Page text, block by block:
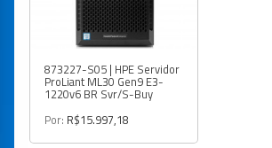
873227-S05 | HPE Servidor
ProLiant ML30 Gen9 E3-
1220v6 BR Svr/S-Buy
Por: R$15.997,18